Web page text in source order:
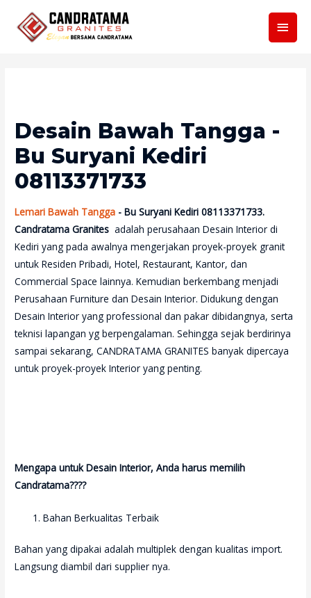
Desain Bawah Tangga -
Bu Suryani Kediri
08113371733
Lemari Bawah Tangga - Bu Suryani Kediri 08113371733.
Candratama Granites adalah perusahaan Desain Interior di
Kediri yang pada awalnya mengerjakan proyek-proyek granit
untuk Residen Pribadi, Hotel, Restaurant, Kantor, dan
Commercial Space lainnya. Kemudian berkembang menjadi
Perusahaan Furniture dan Desain Interior. Didukung dengan
Desain Interior yang professional dan pakar dibidangnya, serta
teknisi lapangan yg berpengalaman. Sehingga sejak berdirinya
sampai sekarang, CANDRATAMA GRANITES banyak dipercaya
untuk proyek-proyek Interior yang penting.
Mengapa untuk Desain Interior, Anda harus memilih
Candratama????
Bahan Berkualitas Terbaik
Bahan yang dipakai adalah multiplek dengan kualitas import.
Langsung diambil dari supplier nya.